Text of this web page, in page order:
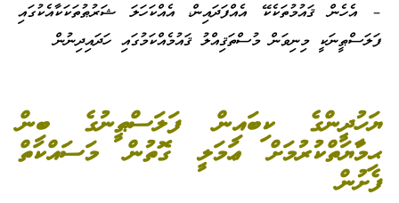
– އެހެން ޤައުމުތަކެކޭ އެއްފަދައިން، އެއްކަހަލަ ޝަރުޠުތަކަކާއެކުގައި
ފަލަސްޠީނަކީ މިނިވަން މުސްތަޤިއްލު ޤައުމެއްކަމުގައި ހަދައިދިނުން
ޔަހުދީންގެ ކިބައިން ފަލަސްޠީނުގެ ބިން
ޙިމާޔަތްކުރުމަށް ޢަމަލީ ގޮތުން މަސައްކަތް
ފެށުން